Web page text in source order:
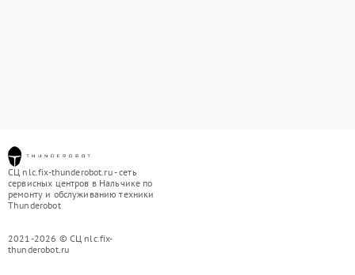
СЦ nlc.fix-thunderobot.ru - сеть
сервисных центров в Нальчике по
ремонту и обслуживанию техники
Thunderobot
2021-2026 © СЦ nlc.fix-
thunderobot.ru